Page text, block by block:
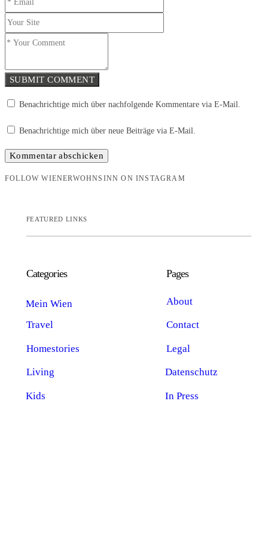
SUBMIT COMMENT
Benachrichtige mich über nachfolgende Kommentare via E-Mail.
Benachrichtige mich über neue Beiträge via E-Mail.
FOLLOW WIENERWOHNSINN ON INSTAGRAM
FEATURED LINKS
Categories Pages
Living
About
Travel Contact
Homestories
In Press
Mein Wien
Legal
Kids
Datenschutz